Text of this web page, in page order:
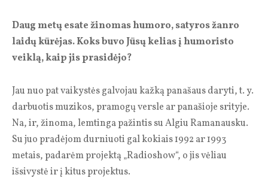
Daug metų esate žinomas humoro, satyros žanro
laidų kūrėjas. Koks buvo Jūsų kelias į humoristo
veiklą, kaip jis prasidėjo?
Jau nuo pat vaikystės galvojau kažką panašaus daryti, t. y.
darbuotis muzikos, pramogų versle ar panašioje srityje.
Na, ir, žinoma, lemtinga pažintis su Algiu Ramanausku.
Su juo pradėjom durniuoti gal kokiais 1992 ar 1993
metais, padarėm projektą „Radioshow“, o jis vėliau
išsivystė ir į kitus projektus.